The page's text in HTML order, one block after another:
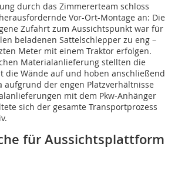
durch das Zimmererteam schloss
Vor-Ort-Montage an: Die
Zufahrt zum Aussichtspunkt war für
beladenen Sattelschlepper zu eng –
Meter mit einem Traktor erfolgen.
Materialanlieferung stellten die
die Wände auf und hoben anschließend
aufgrund der engen Platzverhältnisse
mit dem Pkw-Anhänger
sich der gesamte Transportprozess
für Aussichtsplattform